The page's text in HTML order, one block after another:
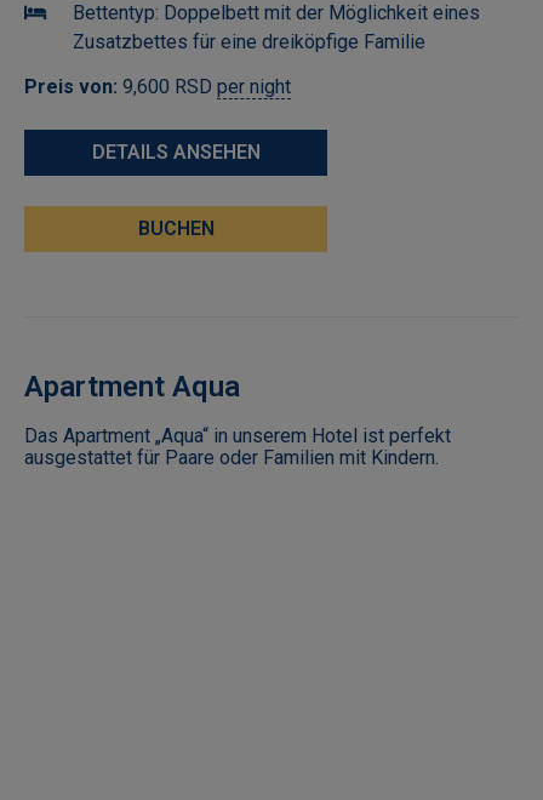
Bettentyp: Doppelbett mit der Möglichkeit eines
Zusatzbettes für eine dreiköpfige Familie
Preis von: 9,600 RSD per night
DETAILS ANSEHEN
BUCHEN
Apartment Aqua
Das Apartment „Aqua“ in unserem Hotel ist perfekt
ausgestattet für Paare oder Familien mit Kindern.